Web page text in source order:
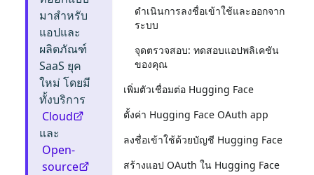
มาสำหรับ
แอปและ
ผลิตภัณฑ์
SaaS ยุค
ใหม่ โดยมี
ทั้งบริการ
Cloud
และ
Open-
source
ดำเนินการลงชื่อเข้าใช้และออกจาก
ระบบ
จุดตรวจสอบ: ทดสอบแอปพลิเคชัน
ของคุณ
เพิ่มตัวเชื่อมต่อ Hugging Face
ตั้งค่า Hugging Face OAuth app
ลงชื่อเข้าใช้ด้วยบัญชี Hugging Face
สร้างแอป OAuth ใน Hugging Face